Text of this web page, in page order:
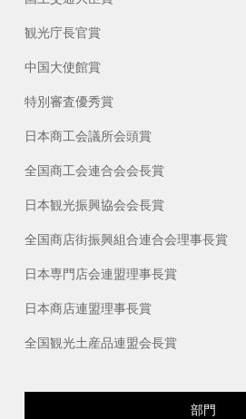
観光庁長官賞
中国大使館賞
特別審査優秀賞
日本商工会議所会頭賞
全国商工会連合会会長賞
日本観光振興協会会長賞
全国商店街振興組合連合会理事長賞
日本専門店会連盟理事長賞
日本商店連盟理事長賞
全国観光土産品連盟会長賞
部門